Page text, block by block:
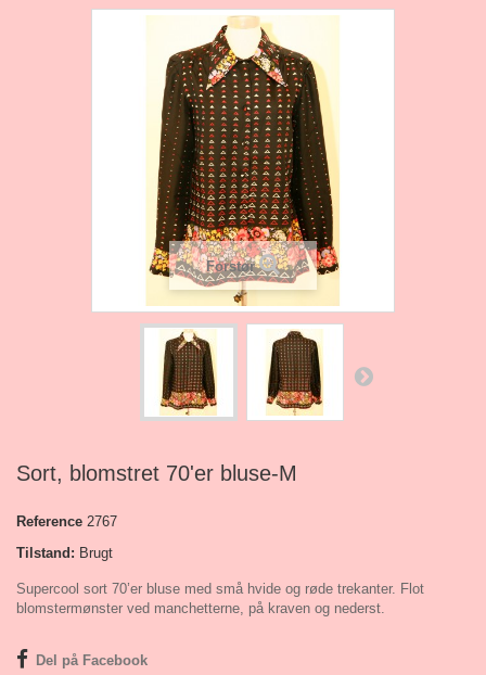
Forstør
Sort, blomstret 70'er bluse-M
Reference 2767
Tilstand: Brugt
Supercool sort 70’er bluse med små hvide og røde trekanter. Flot
blomstermønster ved manchetterne, på kraven og nederst.
Del på Facebook